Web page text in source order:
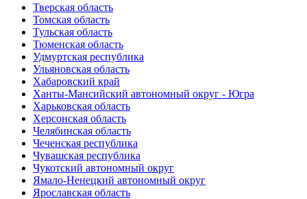
Тверская область
Томская область
Тульская область
Тюменская область
Удмуртская республика
Ульяновская область
Хабаровский край
Ханты-Мансийский автономный округ - Югра
Харьковская область
Херсонская область
Челябинская область
Чеченская республика
Чувашская республика
Чукотский автономный округ
Ямало-Ненецкий автономный округ
Ярославская область